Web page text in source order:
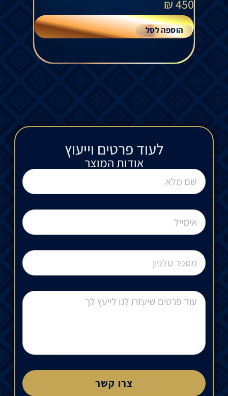
450
₪
הוספה לסל
לעוד פרטים וייעוץ​
אודות המוצר
צרו קשר